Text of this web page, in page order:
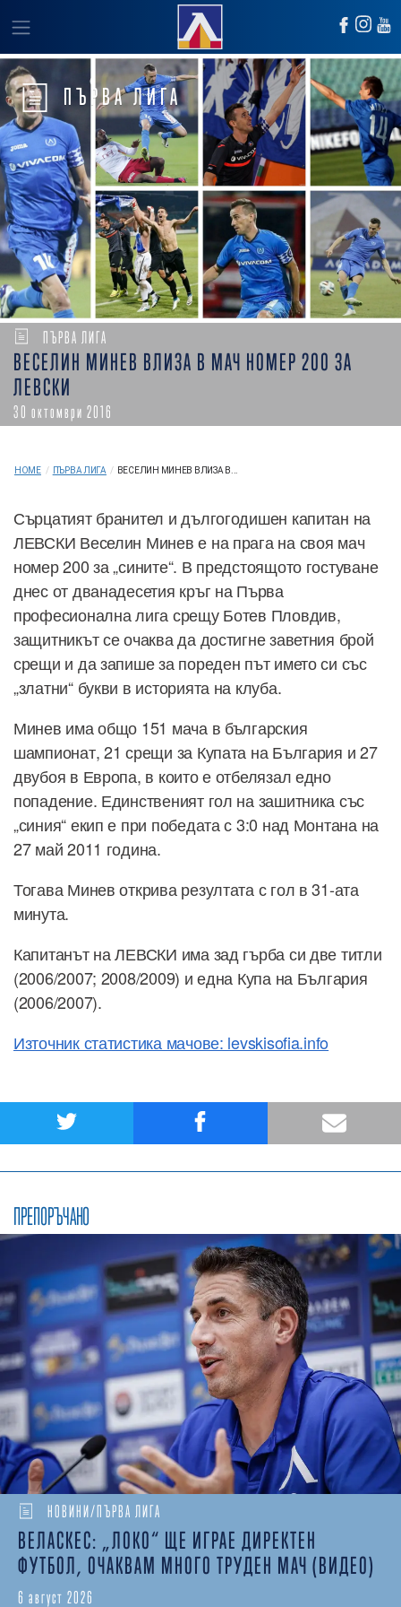
ПЪРВА ЛИГА
ПЪРВА ЛИГА
ВЕСЕЛИН МИНЕВ ВЛИЗА В МАЧ НОМЕР 200 ЗА
ЛЕВСКИ
30 октомври 2016
HOME / ПЪРВА ЛИГА / ВЕСЕЛИН МИНЕВ ВЛИЗА В...
Сърцатият бранител и дългогодишен капитан на
ЛЕВСКИ Веселин Минев е на прага на своя мач
номер 200 за „сините“. В предстоящото гостуване
днес от дванадесетия кръг на Първа
професионална лига срещу Ботев Пловдив,
защитникът се очаква да достигне заветния брой
срещи и да запише за пореден път името си със
„златни“ букви в историята на клуба.
Минев има общо 151 мача в българския
шампионат, 21 срещи за Купата на България и 27
двубоя в Европа, в които е отбелязал едно
попадение. Единственият гол на зашитника със
„синия“ екип е при победата с 3:0 над Монтана на
27 май 2011 година.
Тогава Минев открива резултата с гол в 31-ата
минута.
Капитанът на ЛЕВСКИ има зад гърба си две титли
(2006/2007; 2008/2009) и една Купа на България
(2006/2007).
Източник статистика мачове: levskisofia.info
ПРЕПОРЪЧАНО
НОВИНИ/ПЪРВА ЛИГА
ВЕЛАСКЕС: „ЛОКО“ ЩЕ ИГРАЕ ДИРЕКТЕН
ФУТБОЛ, ОЧАКВАМ МНОГО ТРУДЕН МАЧ (ВИДЕО)
6 август 2026